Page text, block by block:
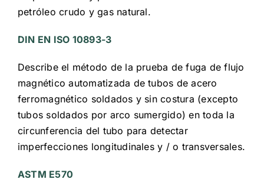
petróleo crudo y gas natural.
DIN EN ISO 10893-3
Describe el método de la prueba de fuga de flujo
magnético automatizada de tubos de acero
ferromagnético soldados y sin costura (excepto
tubos soldados por arco sumergido) en toda la
circunferencia del tubo para detectar
imperfecciones longitudinales y / o transversales.
ASTM E570